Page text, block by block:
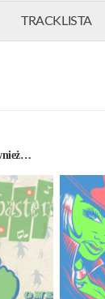
TRACKLISTA